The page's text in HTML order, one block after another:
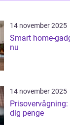
14 november 2025
Smart home-
nu
14 november 2025
dig penge